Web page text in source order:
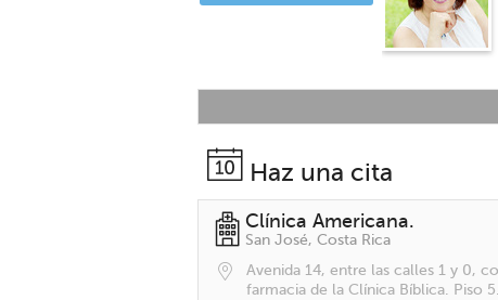
Haz una cita
Clínica Americana.
San José, Costa Rica
Avenida 14, entre las calles 1 y 0,
farmacia de la Clínica Bíblica. Piso 5.